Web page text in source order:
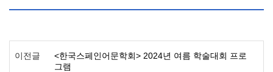
이전글
<한국스페인어문학회> 2024년 여름 학술대회 프로
그램